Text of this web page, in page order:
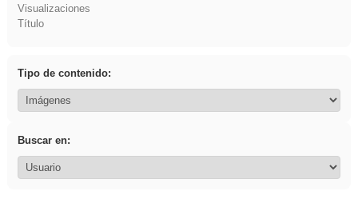
Visualizaciones
Título
Tipo de contenido:
Buscar en: